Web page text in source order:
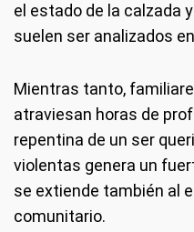
el estado de la calzada
suelen ser analizados
Mientras tanto,
atraviesan horas de
repentina de un ser
violentas genera un
se extiende también al
comunitario.